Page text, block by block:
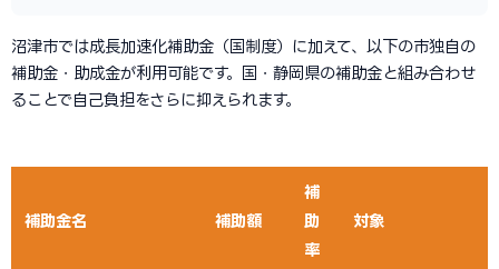
沼津市では成長加速化補助金（国制度）に加えて、以下の市独自の
補助金・助成金が利用可能です。国・静岡県の補助金と組み合わせ
ることで自己負担をさらに抑えられます。
補助金名 補助額
補
助
率
対象